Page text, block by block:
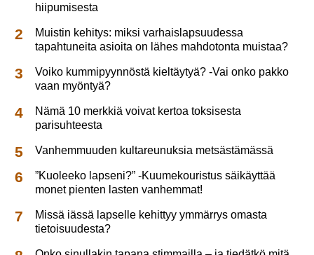
hiipumisesta
Muistin kehitys: miksi varhaislapsuudessa
tapahtuneita asioita on lähes mahdotonta muistaa?
Voiko kummipyynnöstä kieltäytyä? -Vai onko pakko
vaan myöntyä?
Nämä 10 merkkiä voivat kertoa toksisesta
parisuhteesta
Vanhemmuuden kultareunuksia metsästämässä
”Kuoleeko lapseni?” -Kuumekouristus säikäyttää
monet pienten lasten vanhemmat!
Missä iässä lapselle kehittyy ymmärrys omasta
tietoisuudesta?